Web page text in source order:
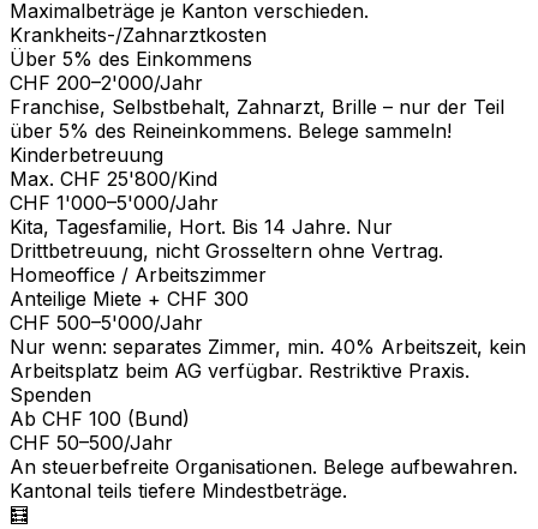
Maximalbeträge je Kanton verschieden.
Krankheits-/Zahnarztkosten
Über 5% des Einkommens
CHF 200–2'000/Jahr
Franchise, Selbstbehalt, Zahnarzt, Brille – nur der Teil
über 5% des Reineinkommens. Belege sammeln!
Kinderbetreuung
Max. CHF 25'800/Kind
CHF 1'000–5'000/Jahr
Kita, Tagesfamilie, Hort. Bis 14 Jahre. Nur
Drittbetreuung, nicht Grosseltern ohne Vertrag.
Homeoffice / Arbeitszimmer
Anteilige Miete + CHF 300
CHF 500–5'000/Jahr
Nur wenn: separates Zimmer, min. 40% Arbeitszeit, kein
Arbeitsplatz beim AG verfügbar. Restriktive Praxis.
Spenden
Ab CHF 100 (Bund)
CHF 50–500/Jahr
An steuerbefreite Organisationen. Belege aufbewahren.
Kantonal teils tiefere Mindestbeträge.
🧮